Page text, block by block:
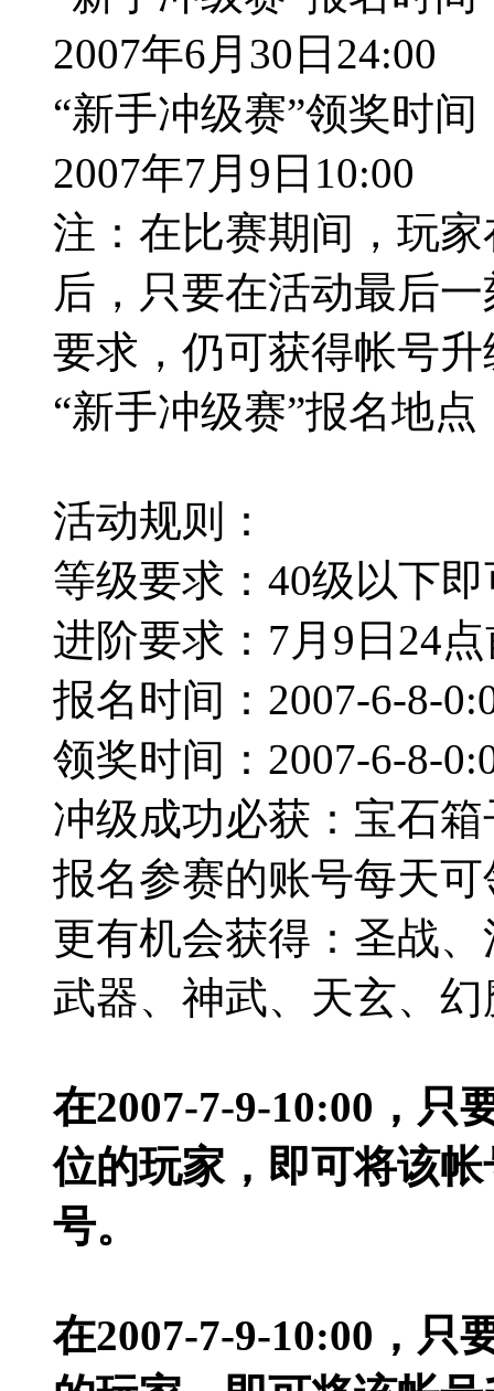
2007年6月30日24:00
“新手冲级赛”领奖时
2007年7月9日10:00
注：在比赛期间，玩
后，只要在活动最后
要求，仍可获得帐号
“新手冲级赛”报名地
活动规则：
等级要求：40级以下
进阶要求：7月9日24
报名时间：2007-6-8-
领奖时间：2007-6-8-
冲级成功必获：宝石
报名参赛的账号每天
更有机会获得：圣战
武器、神武、天玄、
在2007-7-9-10:00，只
位的玩家，即可将该
号。
在2007-7-9-10:00，只